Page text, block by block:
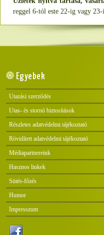
reggel 6-tól este 22-ig vagy 23-
Egyebek
Utazási szerződés
Utas- és stornó biztosítások
Részletes adatvédelmi tájékoztató
Rövidített adatvédelmi tájékoztató
Médiapartnereink
Hasznos linkek
Sütés-főzés
Humor
Impresszum